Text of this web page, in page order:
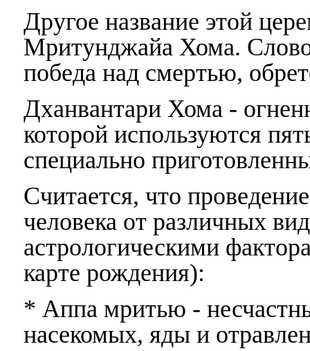
Другое название этой
Мритунджайа Хома.
победа над смертью,
Дханвантари Хома -
которой используются
специально
Считается, что
человека от различных
астрологическими
карте рождения):
* Аппа мритью -
насекомых, яды и